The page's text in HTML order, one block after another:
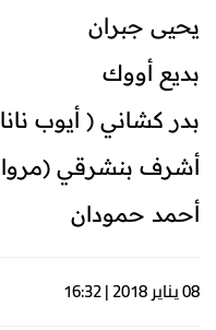
يحيى جبران
بديع أووك
بدر كشاني ( أيوب
أشرف بنشرقي
أحمد حمودان
08 يناير 2018 | 16:32